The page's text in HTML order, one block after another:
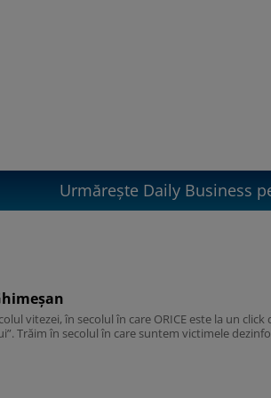
Urmărește Daily Business
vitezei, în secolul în care ORICE este la un
Trăim în secolul în care suntem victimele